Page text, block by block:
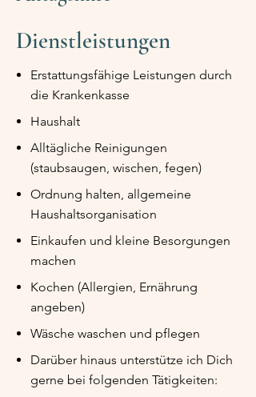
Dienstleistungen
Erstattungsfähige Leistungen durch
die Krankenkasse
Haushalt
Alltägliche Reinigungen
(staubsaugen, wischen, fegen)
Ordnung halten, allgemeine
Haushaltsorganisation
Einkaufen und kleine Besorgungen
machen
Kochen (Allergien, Ernährung
angeben)
Wäsche waschen und pflegen
Darüber hinaus unterstütze ich Dich
gerne bei folgenden Tätigkeiten: